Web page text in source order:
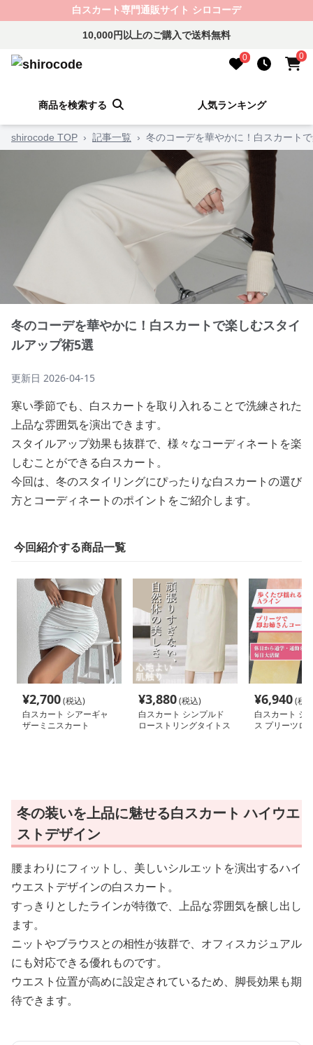
白スカート専門通販サイト シロコーデ
10,000円以上のご購入で送料無料
0 0
商品を検索する 人気ランキング
shirocode TOP › 記事一覧 › 冬のコーデを華やかに！白スカート
冬のコーデを華やかに！白スカートで楽しむスタイ
ルアップ術5選
更新日 2026-04-15
寒い季節でも、白スカートを取り入れることで洗練された
上品な雰囲気を演出できます。
スタイルアップ効果も抜群で、様々なコーディネートを楽
しむことができる白スカート。
今回は、冬のスタイリングにぴったりな白スカートの選び
方とコーディネートのポイントをご紹介します。
今回紹介する商品一覧
¥2,700(税込)
白スカート シアーギャ
ザーミニスカート
¥3,880(税込)
白スカート シンプルド
ローストリングタイトス
¥6,940(税
白スカート シ
ス プリーツロ
冬の装いを上品に魅せる白スカート ハイウエ
ストデザイン
腰まわりにフィットし、美しいシルエットを演出するハイ
ウエストデザインの白スカート。
すっきりとしたラインが特徴で、上品な雰囲気を醸し出し
ます。
ニットやブラウスとの相性が抜群で、オフィスカジュアル
にも対応できる優れものです。
ウエスト位置が高めに設定されているため、脚長効果も期
待できます。